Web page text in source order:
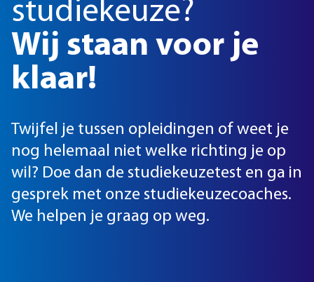
studiekeuze?
Wij staan voor je
klaar!
Twijfel je tussen opleidingen of weet je
nog helemaal niet welke richting je op
wil? Doe dan de studiekeuzetest en ga in
gesprek met onze studiekeuzecoaches.
We helpen je graag op weg.